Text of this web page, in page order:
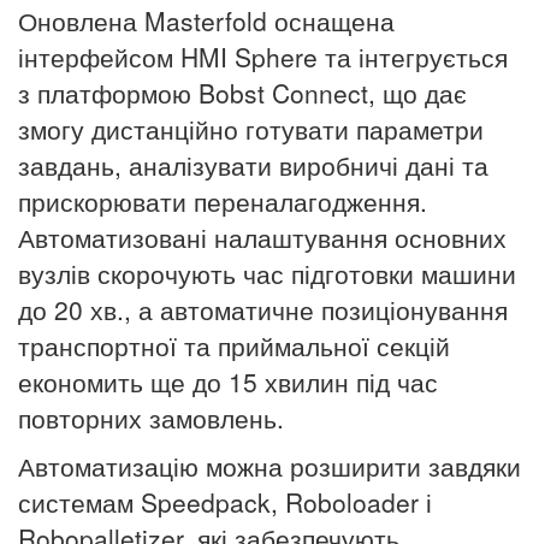
Оновлена Masterfold оснащена
інтерфейсом HMI Sphere та інтегрується
з платформою Bobst Connect, що дає
змогу дистанційно готувати параметри
завдань, аналізувати виробничі дані та
прискорювати переналагодження.
Автоматизовані налаштування основних
вузлів скорочують час підготовки машини
до 20 хв., а автоматичне позиціонування
транспортної та приймальної секцій
економить ще до 15 хвилин під час
повторних замовлень.
Автоматизацію можна розширити завдяки
системам Speedpack, Roboloader і